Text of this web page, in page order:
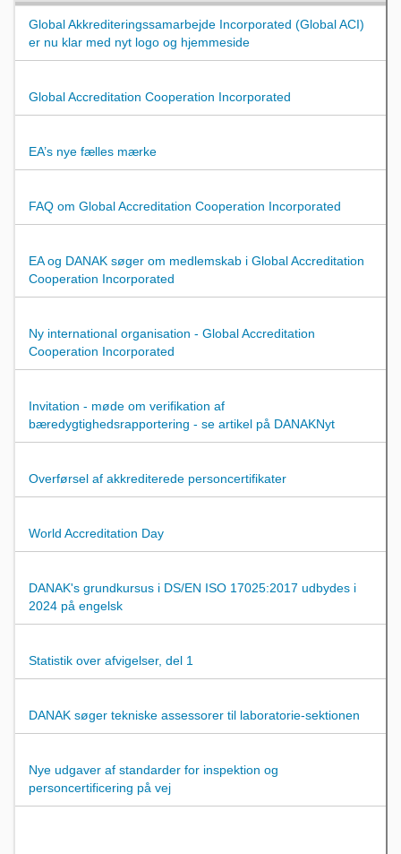
Global Akkrediteringssamarbejde Incorporated (Global ACI)
er nu klar med nyt logo og hjemmeside
Global Accreditation Cooperation Incorporated
EA’s nye fælles mærke
FAQ om Global Accreditation Cooperation Incorporated
EA og DANAK søger om medlemskab i Global Accreditation
Cooperation Incorporated
Ny international organisation - Global Accreditation
Cooperation Incorporated
Invitation - møde om verifikation af
bæredygtighedsrapportering - se artikel på DANAKNyt
Overførsel af akkrediterede personcertifikater
World Accreditation Day
DANAK's grundkursus i DS/EN ISO 17025:2017 udbydes i
2024 på engelsk
Statistik over afvigelser, del 1
DANAK søger tekniske assessorer til laboratorie-sektionen
Nye udgaver af standarder for inspektion og
personcertificering på vej